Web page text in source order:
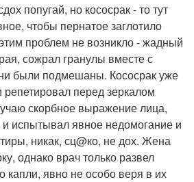
попугай, но кососрак - то тут
чтобы пернатое заглотило
проблем не возникло - жадный
сожрал гранулы вместе с
были подмешаны. Кососрак уже
перед зеркалом
скорбное выражение лица,
и испытывал явное недомогание и
никак, сц@ко, не дох. Жена
однако врач только развел
капли, явно не особо веря в их